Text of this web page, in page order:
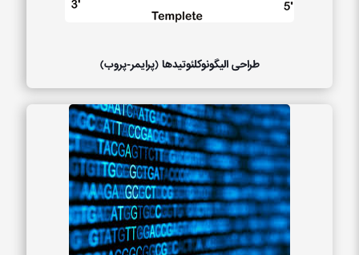
طراحی الیگونوکلئوتیدها (پرایمر-پروب)